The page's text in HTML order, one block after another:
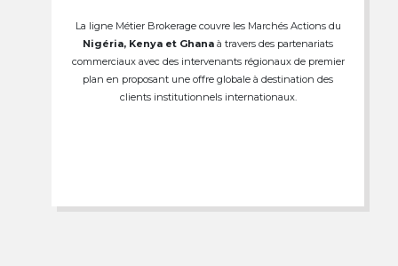
La ligne Métier Brokerage couvre les Marchés Actions du
Nigéria, Kenya et Ghana à travers des partenariats
commerciaux avec des intervenants régionaux de premier
plan en proposant une offre globale à destination des
clients institutionnels internationaux.